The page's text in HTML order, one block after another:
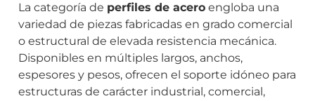
La categoría de perfiles de acero engloba una
variedad de piezas fabricadas en grado comercial
o estructural de elevada resistencia mecánica.
Disponibles en múltiples largos, anchos,
espesores y pesos, ofrecen el soporte idóneo para
estructuras de carácter industrial, comercial,